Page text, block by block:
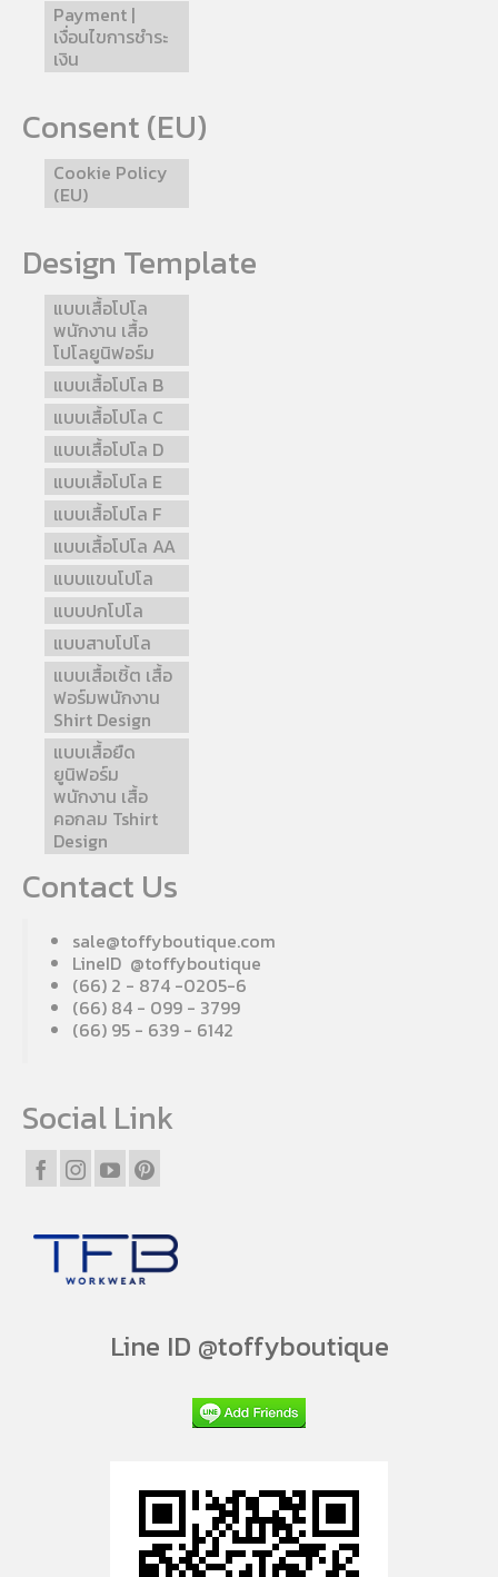
Payment |
เงื่อนไขการชำระ
เงิน
Consent (EU)
Cookie Policy
(EU)
Design Template
แบบเสื้อโปโล
พนักงาน เสื้อ
โปโลยูนิฟอร์ม
แบบเสื้อโปโล B
แบบเสื้อโปโล C
แบบเสื้อโปโล D
แบบเสื้อโปโล E
แบบเสื้อโปโล F
แบบเสื้อโปโล AA
แบบแขนโปโล
แบบปกโปโล
แบบสาบโปโล
แบบเสื้อเชิ้ต เสื้อ
ฟอร์มพนักงาน
Shirt Design
แบบเสื้อยืด
ยูนิฟอร์ม
พนักงาน เสื้อ
คอกลม Tshirt
Design
Contact Us
sale@toffyboutique.com
LineID @toffyboutique
(66) 2 - 874 -0205-6
(66) 84 - 099 - 3799
(66) 95 - 639 - 6142
Social Link
Line ID @toffyboutique